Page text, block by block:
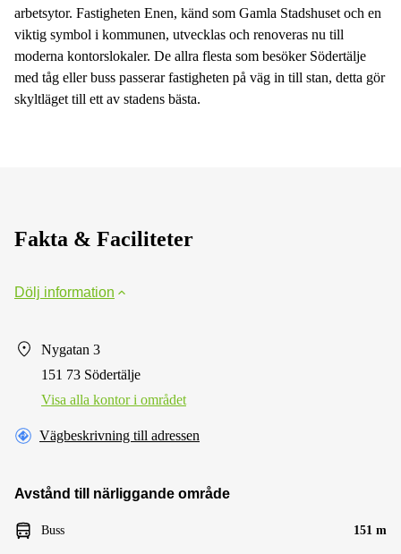
arbetsytor. Fastigheten Enen, känd som Gamla Stadshuset och en
viktig symbol i kommunen, utvecklas och renoveras nu till
moderna kontorslokaler. De allra flesta som besöker Södertälje
med tåg eller buss passerar fastigheten på väg in till stan, detta gör
skyltläget till ett av stadens bästa.
Fakta & Faciliteter
Dölj information
Nygatan 3
151 73 Södertälje
Visa alla kontor i området
Vägbeskrivning till adressen
Avstånd till närliggande område
Buss 151 m